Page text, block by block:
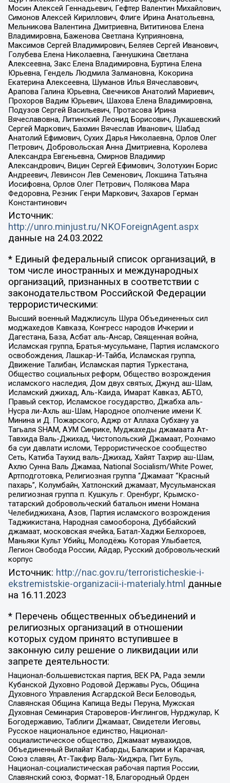
Мосин Алексей Геннадьевич, Гефтер Валентин Михайлович,
Симонов Алексей Кириллович, Флиге Ирина Анатольевна,
Мельникова Валентина Дмитриевна, Вититинова Елена
Владимировна, Баженова Светлана Куприяновна,
Максимов Сергей Владимирович, Беляев Сергей Иванович,
Голубева Елена Николаевна, Ганнушкина Светлана
Алексеевна, Закс Елена Владимировна, Буртина Елена
Юрьевна, Гендель Людмила Залмановна, Кокорина
Екатерина Алексеевна, Шуманов Илья Вячеславович,
Арапова Галина Юрьевна, Свечников Анатолий Мариевич,
Прохоров Вадим Юрьевич, Шахова Елена Владимировна,
Подузов Сергей Васильевич, Протасова Ирина
Вячеславовна, Литинский Леонид Борисович, Лукашевский
Сергей Маркович, Бахмин Вячеслав Иванович, Шабад
Анатолий Ефимович, Сухих Дарья Николаевна, Орлов Олег
Петрович, Добровольская Анна Дмитриевна, Королева
Александра Евгеньевна, Смирнов Владимир
Александрович, Вицин Сергей Ефимович, Золотухин Борис
Андреевич, Левинсон Лев Семенович, Локшина Татьяна
Иосифовна, Орлов Олег Петрович, Полякова Мара
Федоровна, Резник Генри Маркович, Захаров Герман
Константинович
Источник:
http://unro.minjust.ru/NKOForeignAgent.aspx
данные на 24.03.2022
* Единый федеральный список организаций, в
том числе иностранных и международных
организаций, признанных в соответствии с
законодательством Российской Федерации
террористическими:
Высший военный Маджлисуль Шура Объединенных сил
моджахедов Кавказа, Конгресс народов Ичкерии и
Дагестана, База, Асбат аль-Ансар, Священная война,
Исламская группа, Братья-мусульмане, Партия исламского
освобождения, Лашкар-И-Тайба, Исламская группа,
Движение Талибан, Исламская партия Туркестана,
Общество социальных реформ, Общество возрождения
исламского наследия, Дом двух святых, Джунд аш-Шам,
Исламский джихад, Аль-Каида, Имарат Кавказ, АБТО,
Правый сектор, Исламское государство, Джабха аль-
Нусра ли-Ахль аш-Шам, Народное ополчение имени К.
Минина и Д. Пожарского, Аджр от Аллаха Субхану уа
Тагьаля SHAM, АУМ Синрике, Муджахеды джамаата Ат-
Тавхида Валь-Джихад, Чистопольский Джамаат, Рохнамо
ба суи давлати исломи, Террористическое сообщество
Сеть, Катиба Таухид валь-Джихад, Хайят Тахрир аш-Шам,
Ахлю Сунна Валь Джамаа, National Socialism/White Power,
Артподготовка, Религиозная группа “Джамаат “Красный
пахарь”, Колумбайн, Хатлонский джамаат, Мусульманская
религиозная группа п. Кушкуль г. Оренбург, Крымско-
татарский добровольческий батальон имени Номана
Челебиджихана, Азов, Партия исламского возрождения
Таджикистана, Народная самооборона, Дуббайский
джамаат, московская ячейка, Батал-Хаджи Белхороев,
Маньяки Культ Убийц, Молодёжь Которая Улыбается,
Легион Свобода России, Айдар, Русский добровольческий
корпус
Источник: http://nac.gov.ru/terroristicheskie-i-
ekstremistskie-organizacii-i-materialy.html данные
на 16.11.2023
* Перечень общественных объединений и
религиозных организаций в отношении
которых судом принято вступившее в
законную силу решение о ликвидации или
запрете деятельности:
Национал-большевистская партия, ВЕК РА, Рада земли
Кубанской Духовно Родовой Державы Русь, Община
Духовного Управления Асгардской Веси Беловодья,
Славянская Община Капища Веды Перуна, Мужская
Духовная Семинария Староверов-Инглингов, Нурджулар, К
Богодержавию, Таблиги Джамаат, Свидетели Иеговы,
Русское национальное единство, Национал-
социалистическое общество, Джамаат мувахидов,
Объединенный Вилайат Кабарды, Балкарии и Карачая,
Союз славян, Ат-Такфир Валь-Хиджра, Пит Буль,
Национал-социалистическая рабочая партия России,
Славянский союз, Формат-18, Благородный Орден